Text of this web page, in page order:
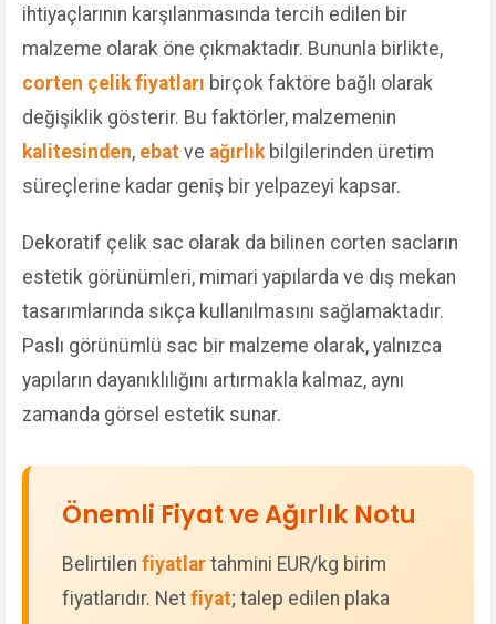
ihtiyaçlarının karşılanmasında tercih edilen bir
malzeme olarak öne çıkmaktadır. Bununla birlikte,
corten çelik fiyatları birçok faktöre bağlı olarak
değişiklik gösterir. Bu faktörler, malzemenin
kalitesinden, ebat ve ağırlıkbilgilerinden üretim
süreçlerine kadar geniş bir yelpazeyi kapsar.
Dekoratif çelik sac olarak da bilinen corten sacların
estetik görünümleri, mimari yapılarda ve dış mekan
tasarımlarında sıkça kullanılmasını sağlamaktadır.
Paslı görünümlü sac bir malzeme olarak, yalnızca
yapıların dayanıklılığını artırmakla kalmaz, aynı
zamanda görsel estetik sunar.
Önemli Fiyat ve Ağırlık Notu
Belirtilen fiyatlar tahmini EUR/kg birim
fiyatlarıdır. Net fiyat; talep edilen plaka